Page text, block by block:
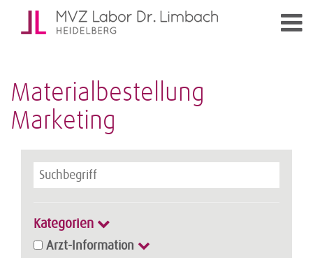
Materialbestellung
Marketing
Kategorien
Arzt-Information